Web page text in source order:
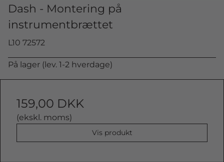
Dash - Montering på
instrumentbrættet
L10 72572
På lager (lev. 1-2 hverdage)
159,00 DKK
(ekskl. moms)
Vis produkt